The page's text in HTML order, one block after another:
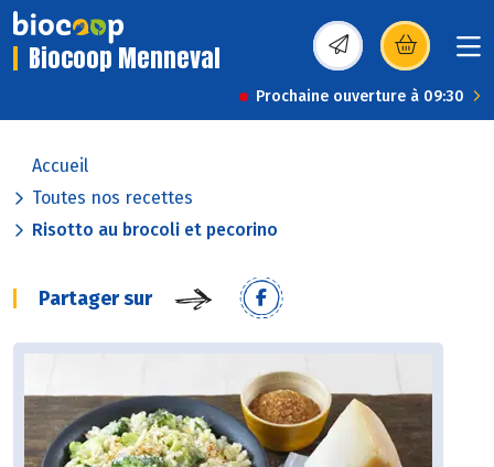
Biocoop Menneval (s’ouvre dans une
Prochaine ouverture à 09:30
Accueil
Toutes nos recettes
Risotto au brocoli et pecorino
Partager sur